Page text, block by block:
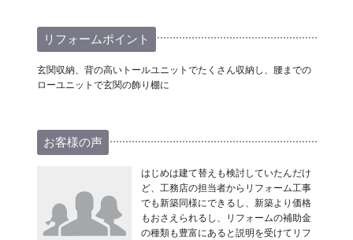
リフォームポイント
玄関収納、背の高いトールユニットでたくさん収納し、腰までの
ローユニットで玄関の飾り棚に
お客様の声
はじめは建て替えも検討していたんだけ
ど、工務店の担当者からリフォーム工事
でも新築同様にできるし、新築より価格
もおさえられるし、リフォームの補助金
の種類も豊富にあると説明を受けてリフ